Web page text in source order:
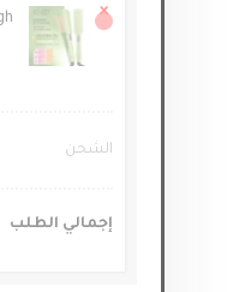
×
الشحن
إجمالي الطلب